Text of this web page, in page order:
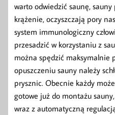
warto odwiedzić saunę,
krążenie, oczyszczają pory
system immunologiczny
przesadzić w korzystaniu z
można spędzić maksymalnie
opuszczeniu sauny należy
prysznic. Obecnie każdy
gotowe już do montażu
wraz z automatyczną